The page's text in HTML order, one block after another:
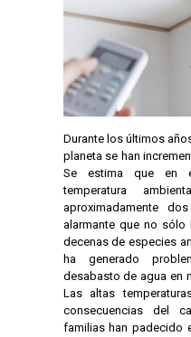
Durante los últimos
planeta se han
Se estima que en
temperatura
aproximadamente
alarmante que no
decenas de especies
ha generado
desabasto de agua en
Las altas
consecuencias del
familias han padecido